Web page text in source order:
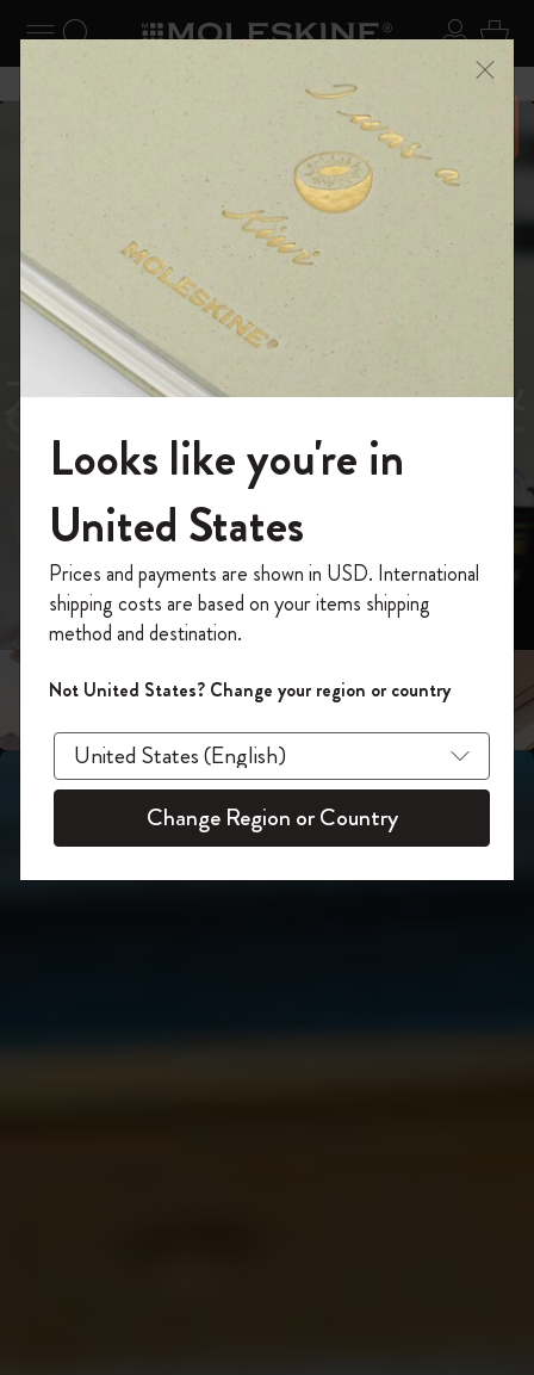
ナビゲーションの切替 ログ
検索 (キーワードなど) カ
6,500円以上のご購入で送料無料 メニ
ーを閉じる
あるページから始まる物語
Reframe
Sunglasses（リフレー
ム サングラス）
スライド表示0
スライド表示1
スライド表示2
スライド表示3
スライド表示4
スライド表示5
モレスキンの世界へようこそ
「WELCOME10」を入力すると、初回注
文が10%オフ＋送料無料になります。セ
ール・アウトレット品は適用外。
Moleskineアカウントを作成して限定オフ
ァーや会員特典、さらに多くのインスピ
レーションを手に入れましょう。
今すぐ会員登録 !
Looks like you're in
United States
Prices and payments are shown in USD. International
shipping costs are based on your items shipping
method and destination.
Not United States? Change your region or country
Change Region or Country